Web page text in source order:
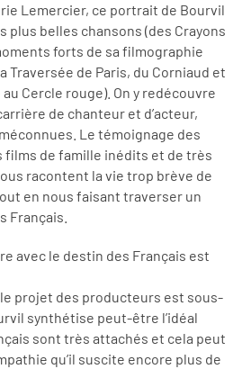
Lemercier, ce portrait de Bourvil
plus belles chansons (des Crayons
forts de sa filmographie
Traversée de Paris, du Corniaud et
Cercle rouge). On y redécouvre
de chanteur et d’acteur,
Le témoignage des
films de famille inédits et de très
racontent la vie trop brève de
en nous faisant traverser un
Français.
avec le destin des Français est
projet des producteurs est sous-
synthétise peut-être l’idéal
sont très attachés et cela peut
qu’il suscite encore plus de